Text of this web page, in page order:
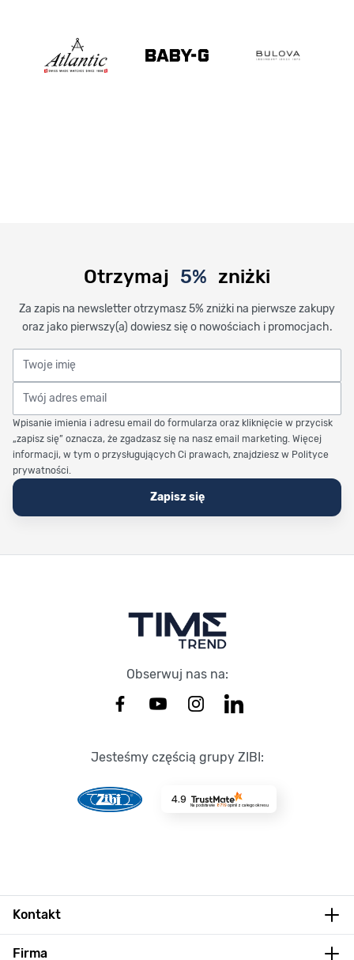
Otrzymaj 5% zniżki
Za zapis na newsletter otrzymasz 5% zniżki na pierwsze zakupy
oraz jako pierwszy(a) dowiesz się o nowościach i promocjach.
Twoje imię
Twój adres email
Wpisanie imienia i adresu email do formularza oraz kliknięcie w przycisk
„zapisz się” oznacza, że zgadzasz się na nasz email marketing. Więcej
informacji, w tym o przysługujących Ci prawach, znajdziesz w Polityce
prywatności.
Zapisz się
Obserwuj nas na:
Jesteśmy częścią grupy ZIBI:
4.9
Na podstawie 8719opinii z całego okresu
Kontakt
Firma